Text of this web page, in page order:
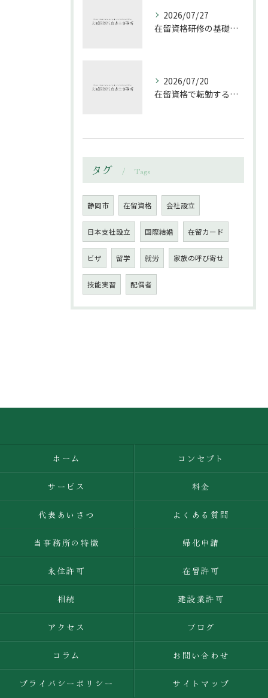
2026/07/27
在留資格研修の基礎知識と技能実習との違いを徹底解説
2026/07/20
在留資格で転勤する際の注意点と静岡県下田市での安定した準備方法
タグ Tags
静岡市 在留資格 会社設立
日本支社設立 国際結婚 在留カード
ビザ 留学 就労 家族の呼び寄せ
技能実習 配偶者
ホーム コンセプト
サービス 料金
代表あいさつ よくある質問
当事務所の特徴 帰化申請
永住許可 在留許可
相続 建設業許可
アクセス ブログ
コラム お問い合わせ
プライバシーポリシー サイトマップ